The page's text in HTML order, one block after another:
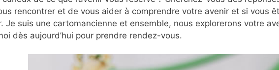
rencontrer et de vous aider à comprendre votre avenir et si vous
Je suis une cartomancienne et ensemble, nous explorerons votre
dès aujourd’hui pour prendre rendez-vous.